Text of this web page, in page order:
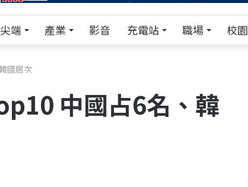
尖端 產業 影音 充電站 職場 校園
國居次
中國占6名、韓